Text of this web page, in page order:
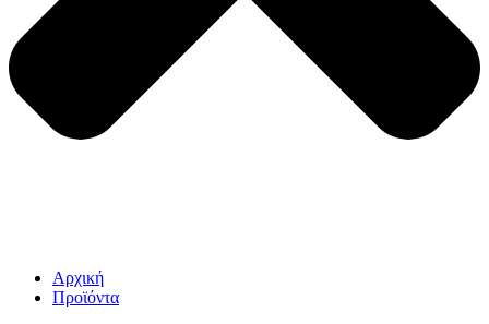
Αρχική
Προϊόντα